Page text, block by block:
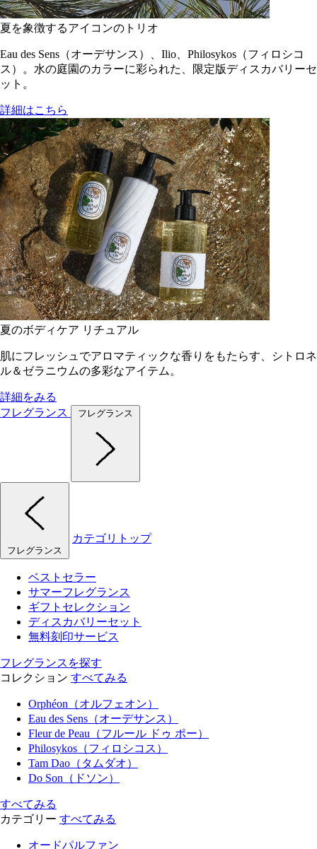
夏を象徴するアイコンのトリオ
Eau des Sens（オーデサンス）、Ilio、Philosykos（フィロシコ
ス）。水の庭園のカラーに彩られた、限定版ディスカバリーセ
ット。
詳細はこちら
夏のボディケア リチュアル
肌にフレッシュでアロマティックな香りをもたらす、シトロネ
ル＆ゼラニウムの多彩なアイテム。
詳細をみる
フレグランス
フレグランス
フレグランス
カテゴリトップ
ベストセラー
サマーフレグランス
ギフトセレクション
ディスカバリーセット
無料刻印サービス
フレグランスを探す
コレクション すべてみる
Orphéon（オルフェオン）
Eau des Sens（オーデサンス）
Fleur de Peau（フルール ドゥ ポー）
Philosykos（フィロシコス）
Tam Dao（タムダオ）
Do Son（ドソン）
すべてみる
カテゴリー すべてみる
オードパルファン